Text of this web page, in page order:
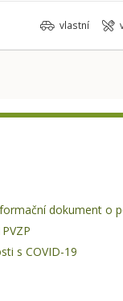
vlastní
dokument o
s COVID-19